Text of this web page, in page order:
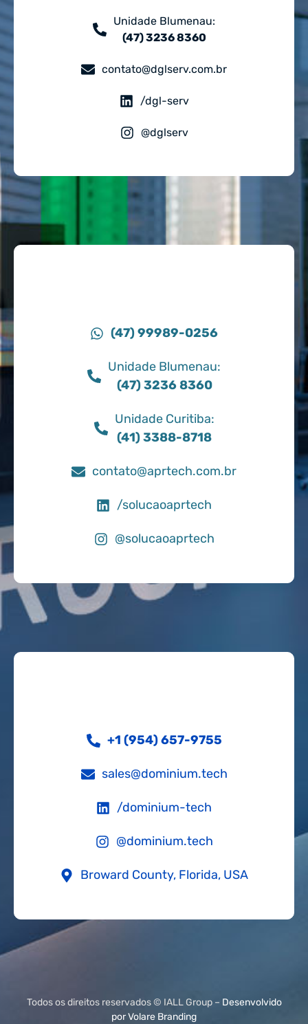
Unidade Blumenau:
(47) 3236 8360
contato@dglserv.com.br
/dgl-serv
@dglserv
(47) 99989-0256
Unidade Blumenau:
(47) 3236 8360
Unidade Curitiba:
(41) 3388-8718
contato@aprtech.com.br
/solucaoaprtech
@solucaoaprtech
+1 (954) 657-9755
sales@dominium.tech
/dominium-tech
@dominium.tech
Broward County, Florida, USA
Todos os direitos reservados © IALL Group – Desenvolvido
por Volare Branding